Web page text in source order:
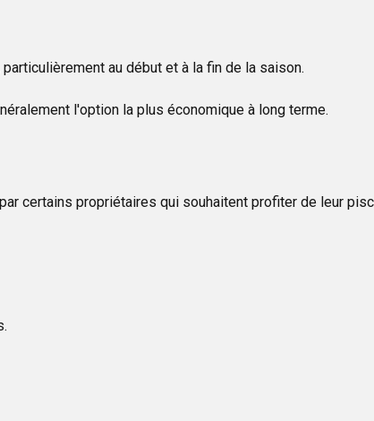
au début et à la fin de la saison.
l'option la plus économique à long terme.
certains propriétaires qui souhaitent profiter de leur